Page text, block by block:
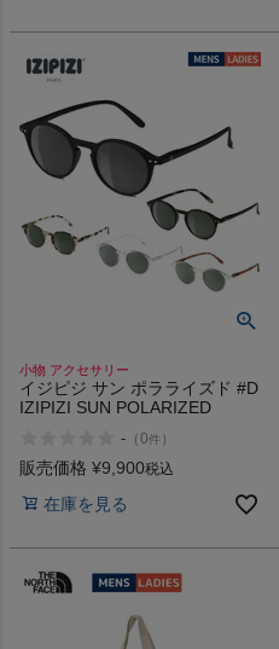
小物 アクセサリー
イジピジ サン ポラライズド #D
IZIPIZI SUN POLARIZED
- （0件 ）
販売価格 ¥9,900税込
在庫を見る